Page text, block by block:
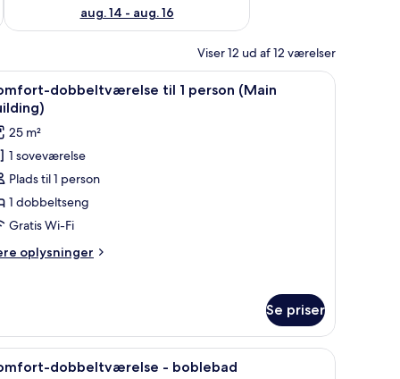
aug. 14 - aug. 16
Viser 12 ud af 12 værelser
med gardiner.
et natbord med telefon, en vægmonteret lampe og et billede.
Et hotelværelse med en dobbeltseng, et
9
dobbeltværelse til 1 person (Main
25 m²
1 soveværelse
Plads til 1 person
1 dobbeltseng
Gratis Wi-Fi
oplysninger
Se priser
lydisolering Minibar, pengeskab på værelset, skrivebord,
9 dobbeltværelse - boblebad